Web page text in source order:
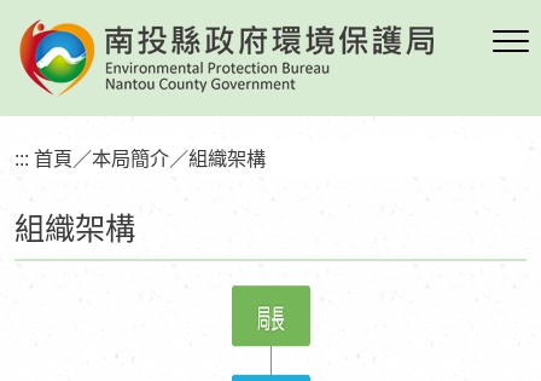
到
要
區
塊組織架構
::: 首頁 ／本局簡介／組織架構